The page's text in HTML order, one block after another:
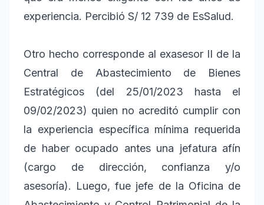
experiencia. Percibió S/ 12 739 de EsSalud.
Otro hecho corresponde al exasesor II de la
Central de Abastecimiento de Bienes
Estratégicos (del 25/01/2023 hasta el
09/02/2023) quien no acreditó cumplir con
la experiencia específica mínima requerida
de haber ocupado antes una jefatura afín
(cargo de dirección, confianza y/o
asesoría). Luego, fue jefe de la Oficina de